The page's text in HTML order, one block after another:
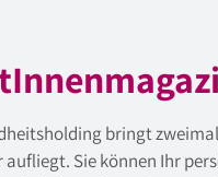
bringt
Sie können Ihr